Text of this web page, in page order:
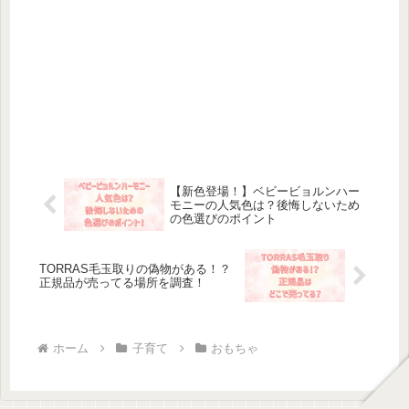
【新色登場！】ベビービョルンハー
モニーの人気色は？後悔しないため
の色選びのポイント
TORRAS毛玉取りの偽物がある！？
正規品が売ってる場所を調査！
ホーム 子育て おもちゃ